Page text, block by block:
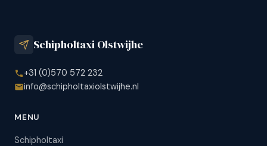
Schipholtaxi Olstwijhe
+31 (0)570 572 232
info@schipholtaxiolstwijhe.nl
MENU
Schipholtaxi